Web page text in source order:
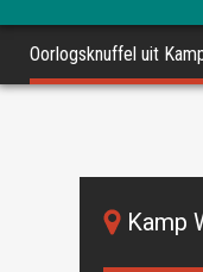
Oorlogsknuffel uit
Kamp